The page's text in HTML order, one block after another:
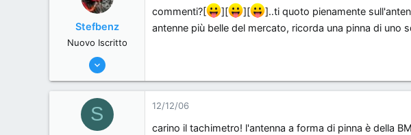
Stefbenz
Nuovo Iscritto
21/6/06
0
commenti?[ ][ ][
]..ti quoto pienamente
antenne più belle del mercato, ricorda una pinna di uno
S 12/12/06
carino il tachimetro! l'antenna a forma di pinna è della